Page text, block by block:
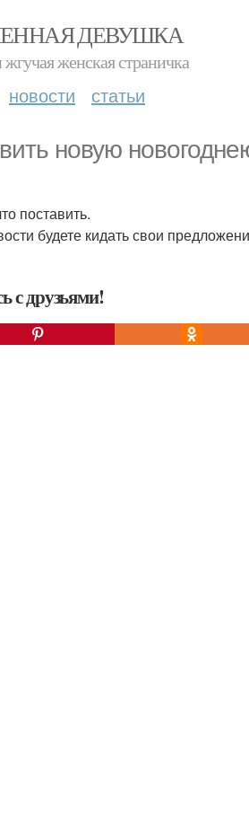
ДЕВУШКА
женская страничка
новости статьи
новую
поставить.
будете кидать свои
с друзьями!